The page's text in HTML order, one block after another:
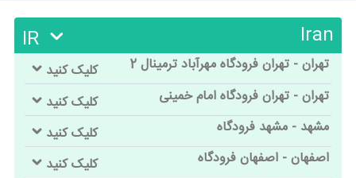
Iran
IR
تهران - تهران فرودگاه مهرآباد ترمینال 2
کلیک کنید
تهران - تهران فرودگاه امام خمینی
کلیک کنید
مشهد - مشهد فرودگاه
کلیک کنید
اصفهان - اصفهان فرودگاه
کلیک کنید